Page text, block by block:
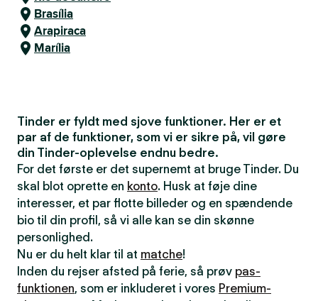
Brasília
Arapiraca
Marília
Tinder er fyldt med sjove funktioner. Her er et
par af de funktioner, som vi er sikre på, vil gøre
din Tinder-oplevelse endnu bedre.
For det første er det supernemt at bruge Tinder. Du
skal blot oprette en konto. Husk at føje dine
interesser, et par flotte billeder og en spændende
bio til din profil, så vi alle kan se din skønne
personlighed.
Nu er du helt klar til at matche!
Inden du rejser afsted på ferie, så prøv pas-
funktionen, som er inkluderet i vores Premium-